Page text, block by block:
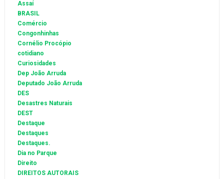
Assaí
BRASIL
Comércio
Congonhinhas
Cornélio Procópio
cotidiano
Curiosidades
Dep João Arruda
Deputado João Arruda
DES
Desastres Naturais
DEST
Destaque
Destaques
Destaques.
Dia no Parque
Direito
DIREITOS AUTORAIS